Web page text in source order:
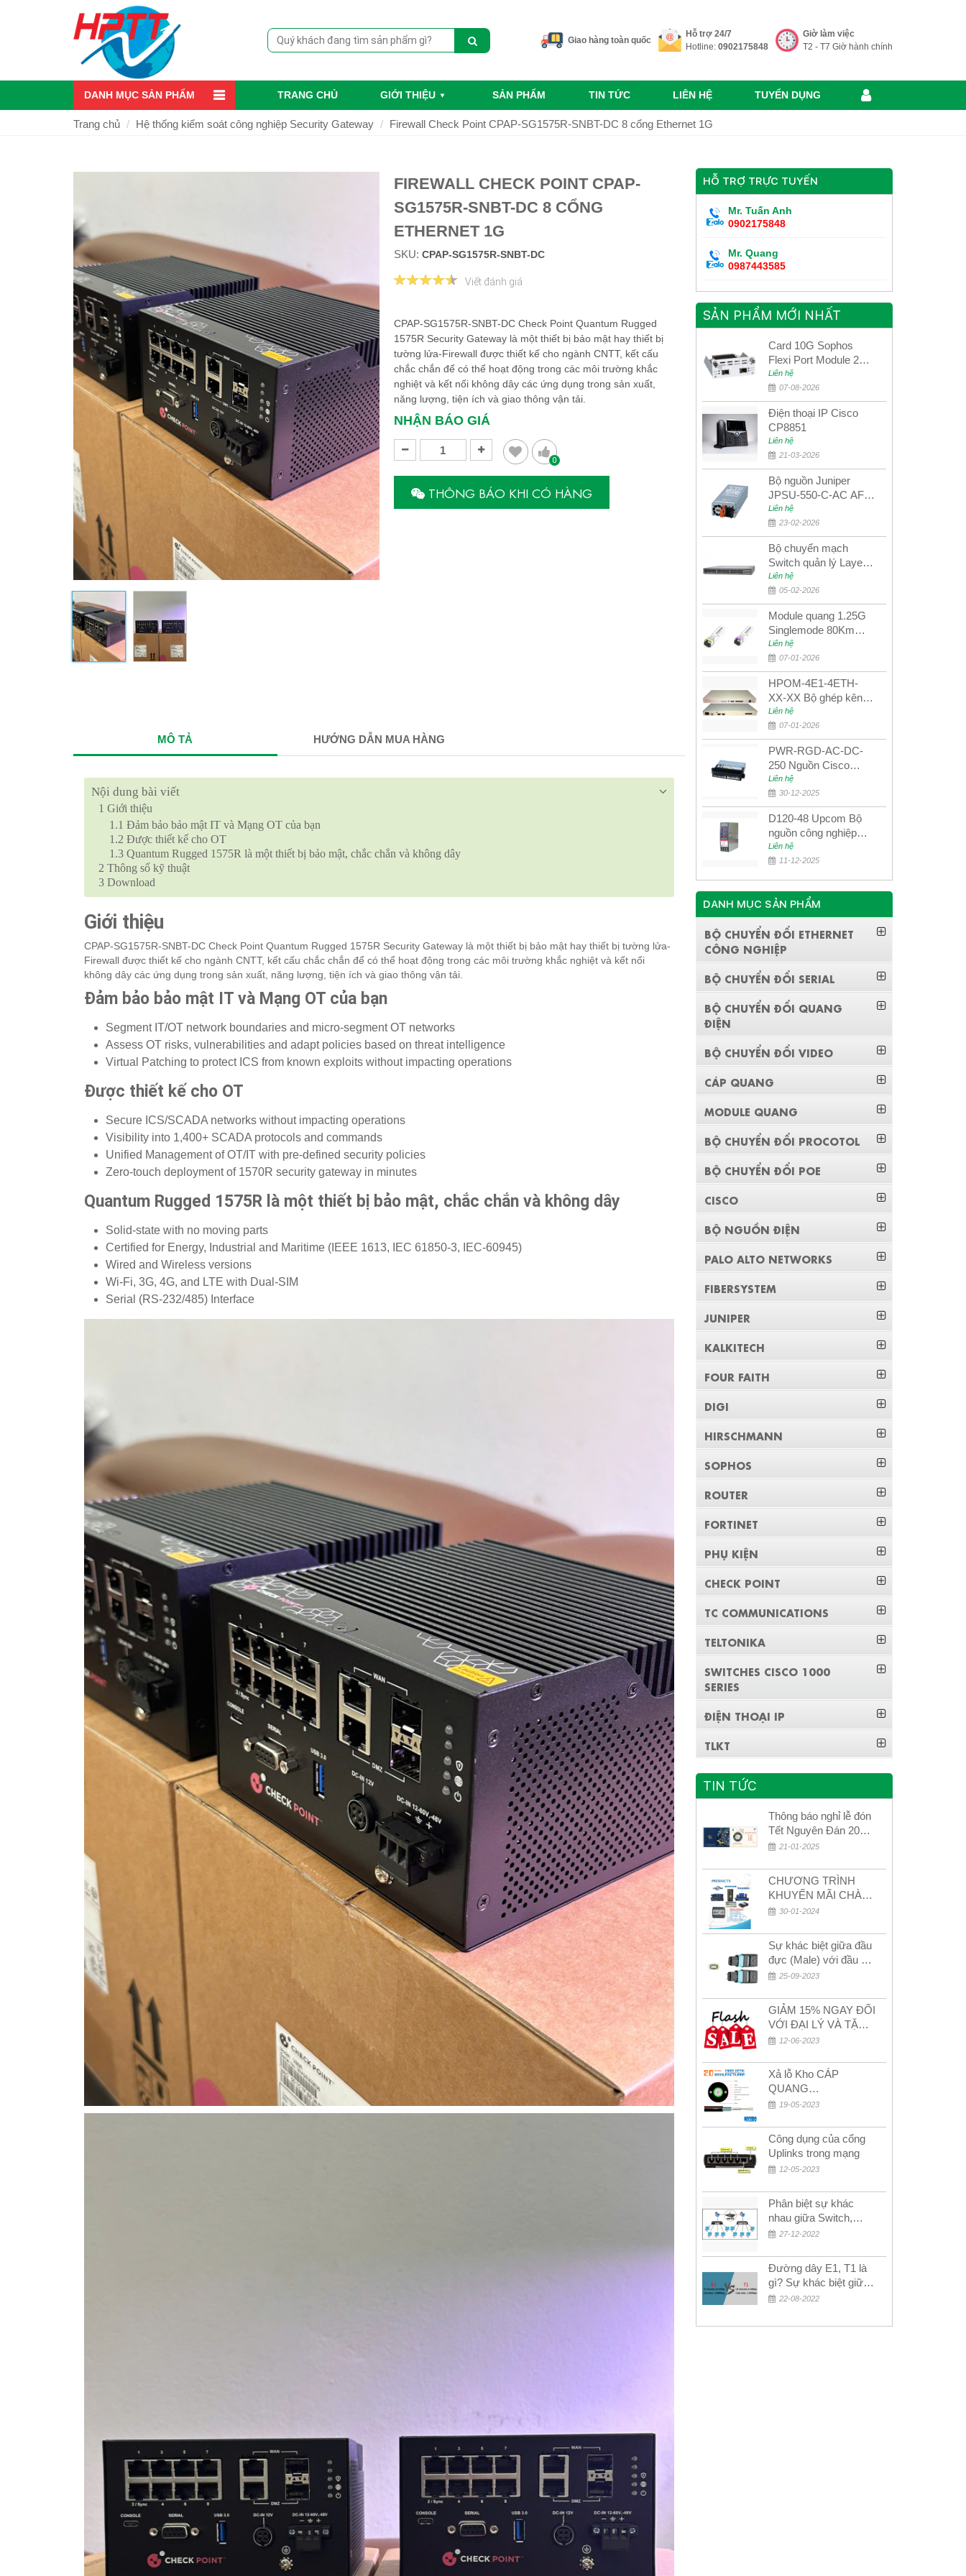
Giao hàng toàn quốc
Hỗ trợ 24/7
Hotline: 0902175848
Giờ làm việc
T2 - T7 Giờ hành chính
DANH MỤC SẢN PHẨM TRANG CHỦ GIỚI THIỆU SẢN PHẨM TIN TỨC LIÊN HỆ TUYỂN DỤNG
Trang chủ Hệ thống kiểm soát công nghiệp Security Gateway Firewall Check Point CPAP-SG1575R-SNBT-DC 8 cổng Ethernet 1G
FIREWALL CHECK POINT CPAP-
SG1575R-SNBT-DC 8 CỔNG
ETHERNET 1G
SKU: CPAP-SG1575R-SNBT-DC
Viết đánh giá
CPAP-SG1575R-SNBT-DC Check Point Quantum Rugged
1575R Security Gateway là một thiết bị bảo mật hay thiết bị
tường lửa-Firewall được thiết kế cho ngành CNTT, kết cấu
chắc chắn để có thể hoạt động trong các môi trường khắc
nghiệt và kết nối không dây các ứng dụng trong sản xuất,
năng lượng, tiện ích và giao thông vận tải.
NHẬN BÁO GIÁ
0
THÔNG BÁO KHI CÓ HÀNG
MÔ TẢ HƯỚNG DẪN MUA HÀNG
Nội dung bài viết
1 Giới thiệu
1.1 Đảm bảo bảo mật IT và Mạng OT của bạn
1.2 Được thiết kế cho OT
1.3 Quantum Rugged 1575R là một thiết bị bảo mật, chắc chắn và không dây
2 Thông số kỹ thuật
3 Download
Giới thiệu
CPAP-SG1575R-SNBT-DC Check Point Quantum Rugged 1575R Security Gateway là một thiết bị bảo mật hay thiết bị tường lửa-
Firewall được thiết kế cho ngành CNTT, kết cấu chắc chắn để có thể hoạt động trong các môi trường khắc nghiệt và kết nối
không dây các ứng dụng trong sản xuất, năng lượng, tiện ích và giao thông vận tải.
Đảm bảo bảo mật IT và Mạng OT của bạn
Segment IT/OT network boundaries and micro-segment OT networks
Assess OT risks, vulnerabilities and adapt policies based on threat intelligence
Virtual Patching to protect ICS from known exploits without impacting operations
Được thiết kế cho OT
Secure ICS/SCADA networks without impacting operations
Visibility into 1,400+ SCADA protocols and commands
Unified Management of OT/IT with pre-defined security policies
Zero-touch deployment of 1570R security gateway in minutes
Quantum Rugged 1575R là một thiết bị bảo mật, chắc chắn và không dây
Solid-state with no moving parts
Certified for Energy, Industrial and Maritime (IEEE 1613, IEC 61850-3, IEC-60945)
Wired and Wireless versions
Wi-Fi, 3G, 4G, and LTE with Dual-SIM
Serial (RS-232/485) Interface
HỖ TRỢ TRỰC TUYẾN
Mr. Tuấn Anh
0902175848
Mr. Quang
0987443585
SẢN PHẨM MỚI NHẤT
Card 10G Sophos
Flexi Port Module 2
port 10GbE SFP+
SGMOD2F2PUR
2port 10GbE SFP+
Liên hệ
07-08-2026
Điện thoại IP Cisco
CP8851
Liên hệ
21-03-2026
Bộ nguồn Juniper
JPSU-550-C-AC AFO
nguồn AC công suất
550W dùng cho dòng
switch Juniper
Networks EX4400
Liên hệ
23-02-2026
Bộ chuyển mạch
Switch quản lý Layer 3
Juniper QFX5100-48S
Liên hệ
05-02-2026
Module quang 1.25G
Singlemode 80Km
UPCOM MWS-12-45-
80AD/MWS-12-54-
80BD
Liên hệ
07-01-2026
HPOM-4E1-4ETH-
XX-XX Bộ ghép kênh
quang quản lý SDH
4E1+4ETH+RS232
Liên hệ
07-01-2026
PWR-RGD-AC-DC-
250 Nguồn Cisco
Industrial 250W
PoE/PoE+
Liên hệ
30-12-2025
D120-48 Upcom Bộ
nguồn công nghiệp
đầu ra đơn 120W
48VDC
Liên hệ
11-12-2025
DANH MỤC SẢN PHẨM
BỘ CHUYỂN ĐỔI ETHERNET
CÔNG NGHIỆP
BỘ CHUYỂN ĐỔI SERIAL
BỘ CHUYỂN ĐỔI QUANG
ĐIỆN
BỘ CHUYỂN ĐỔI VIDEO
CÁP QUANG
MODULE QUANG
BỘ CHUYỂN ĐỔI PROCOTOL
BỘ CHUYỂN ĐỔI POE
CISCO
BỘ NGUỒN ĐIỆN
PALO ALTO NETWORKS
FIBERSYSTEM
JUNIPER
KALKITECH
FOUR FAITH
DIGI
HIRSCHMANN
SOPHOS
ROUTER
FORTINET
PHỤ KIỆN
CHECK POINT
TC COMMUNICATIONS
TELTONIKA
SWITCHES CISCO 1000
SERIES
ĐIỆN THOẠI IP
TLKT
TIN TỨC
Thông báo nghỉ lễ đón
Tết Nguyên Đán 2026
– Xuân Bính Ngọ!
21-01-2025
CHƯƠNG TRÌNH
KHUYẾN MÃI CHÀO
MỪNG NĂM MỚI
30-01-2024
Sự khác biệt giữa đầu
đực (Male) với đầu cái
(Female) trong bộ đầu
25-09-2023
GIẢM 15% NGAY ĐỐI
VỚI ĐẠI LÝ VÀ TẶNG
QUÀ KHÁCH HÀNG
12-06-2023
Xả lỗ Kho CÁP
QUANG
MULTIMODE CÁP
MULTIMODE 4-8-12-
24Fo SỢI OM1-OM2-
OM3 Siêu Rẻ 5k
19-05-2023
Công dụng của cổng
Uplinks trong mạng
12-05-2023
Phân biệt sự khác
nhau giữa Switch,
Router và Hub
27-12-2022
Đường dây E1, T1 là
gì? Sự khác biệt giữa
E1 và T1
22-08-2022